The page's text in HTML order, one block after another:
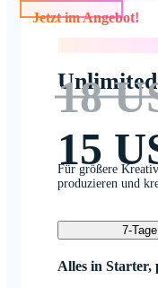
Jetzt im Angebot!
Unlimited
18
15
Für größere
produzieren und
7-
Alles in Starter,